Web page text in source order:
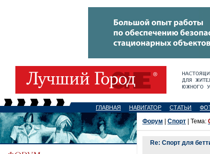
ГЛАВНАЯ НАВИГАТОР СТАТЬИ
Форум Спорт | Тема:
Re: Спорт для